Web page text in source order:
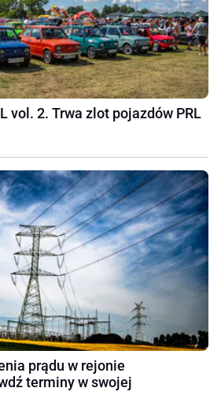
vol. 2. Trwa zlot pojazdów PRL
prądu w rejonie
terminy w swojej